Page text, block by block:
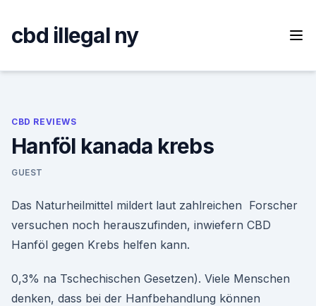
content
cbd illegal ny
CBD REVIEWS
Hanföl kanada krebs
GUEST
Das Naturheilmittel mildert laut zahlreichen Forscher
versuchen noch herauszufinden, inwiefern CBD
Hanföl gegen Krebs helfen kann.
0,3% na Tschechischen Gesetzen). Viele Menschen
denken, dass bei der Hanfbehandlung können